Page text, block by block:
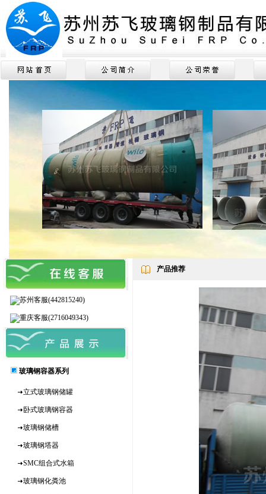
苏州客服(442815240)
重庆客服(2716049343)
玻璃钢容器系列
立式玻璃钢储罐
卧式玻璃钢容器
玻璃钢储槽
玻璃钢塔器
SMC组合式水箱
玻璃钢化粪池
产品推荐